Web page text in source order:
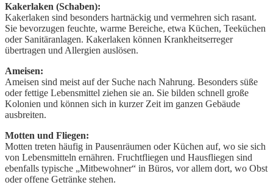
Kakerlaken (Schaben):
Kakerlaken sind besonders hartnäckig und vermehren sich rasant.
Sie bevorzugen feuchte, warme Bereiche, etwa Küchen, Teeküchen
oder Sanitäranlagen. Kakerlaken können Krankheitserreger
übertragen und Allergien auslösen.
Ameisen:
Ameisen sind meist auf der Suche nach Nahrung. Besonders süße
oder fettige Lebensmittel ziehen sie an. Sie bilden schnell große
Kolonien und können sich in kurzer Zeit im ganzen Gebäude
ausbreiten.
Motten und Fliegen:
Motten treten häufig in Pausenräumen oder Küchen auf, wo sie sich
von Lebensmitteln ernähren. Fruchtfliegen und Hausfliegen sind
ebenfalls typische „Mitbewohner“ in Büros, vor allem dort, wo Obst
oder offene Getränke stehen.